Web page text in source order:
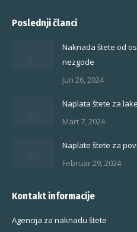
Poslednji članci
Naknada štete od
nezgode
Jun 26, 2024
Naplata štete za
Mart 7, 2024
Naplate štete za
Februar 29, 2024
Kontakt informacije
Agencija za naknadu štete